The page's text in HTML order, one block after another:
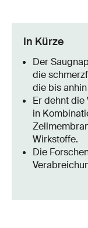
In Kürze
Der
die
die bis
Er dehnt die
in
Wirkstoffe.
Die